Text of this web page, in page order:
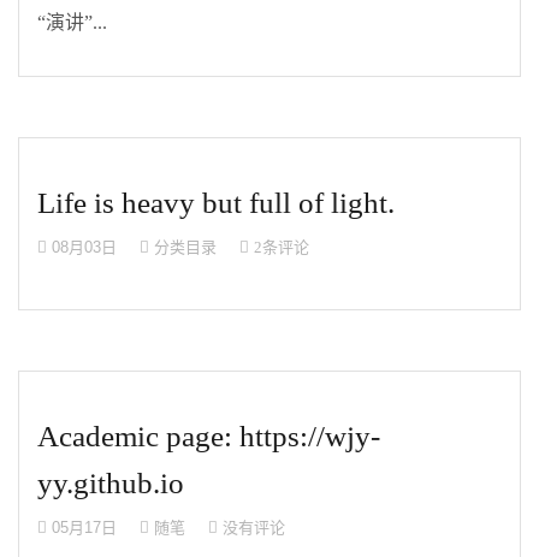
“演讲”...
Life is heavy but full of light.
08月03日 分类目录 2条评论
Academic page: https://wjy-
yy.github.io
05月17日 随笔 没有评论